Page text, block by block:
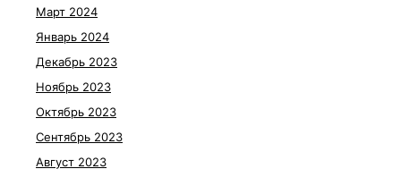
Март 2024
Январь 2024
Декабрь 2023
Ноябрь 2023
Октябрь 2023
Сентябрь 2023
Август 2023